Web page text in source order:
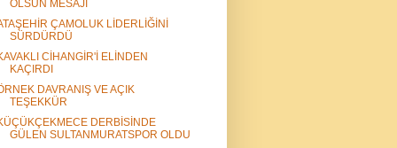
OLSUN MESAJI
ÇAMOLUK LİDERLİĞİNİ
SÜRDÜRDÜ
CİHANGİR'İ ELİNDEN
KAÇIRDI
DAVRANIŞ VE AÇIK
TEŞEKKÜR
DERBİSİNDE
GÜLEN SULTANMURATSPOR OLDU